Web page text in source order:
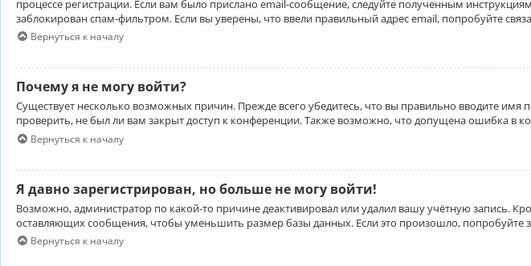
процессе регистрации. Если вам было прислано email-сообщение, следуйте полученным
заблокирован спам-фильтром. Если вы уверены, что ввели правильный адрес email, попробуйте
Вернуться к началу
Почему я не могу войти?
Существует несколько возможных причин. Прежде всего убедитесь, что вы правильно вводите
проверить, не был ли вам закрыт доступ к конференции. Также возможно, что допущена ошибка в
Вернуться к началу
Я давно зарегистрирован, но больше не могу войти!
Возможно, администратор по какой-то причине деактивировал или удалил вашу учётную запись.
оставляющих сообщения, чтобы уменьшить размер базы данных. Если это произошло, попробуйте
Вернуться к началу